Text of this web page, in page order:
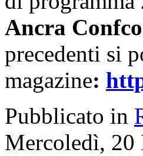
Ancra
precedenti si
magazine:
Pubblicato in
Mercoledì, 20